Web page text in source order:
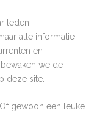
leden
alle informatie
en
we de
deze site.
gewoon een leuke